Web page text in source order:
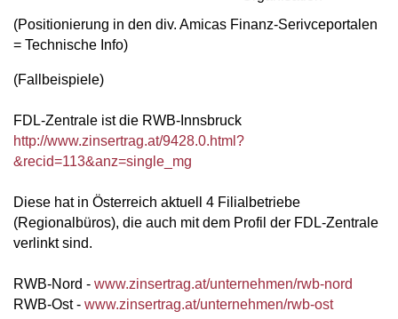
(Positionierung in den div. Amicas Finanz-Serivceportalen
= Technische Info)
(Fallbeispiele)
FDL-Zentrale ist die RWB-Innsbruck
http://www.zinsertrag.at/9428.0.html?
&recid=113&anz=single_mg
Diese hat in Österreich aktuell 4 Filialbetriebe
(Regionalbüros), die auch mit dem Profil der FDL-Zentrale
verlinkt sind.
RWB-Nord - www.zinsertrag.at/unternehmen/rwb-nord
RWB-Ost - www.zinsertrag.at/unternehmen/rwb-ost